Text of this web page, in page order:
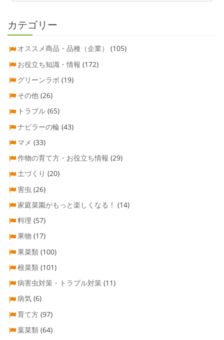
カテゴリー
オススメ商品・品種（企業）
(105)
お役立ち知識・情報 (172)
グリーンラボ (19)
その他 (26)
トラブル (65)
ナビラーの輪 (43)
マメ (33)
作物の育て方・お役立ち情報 (29)
土づくり (20)
害虫 (26)
家庭菜園がもっと楽しくなる！ (14)
料理 (57)
果物 (17)
果菜類 (100)
根菜類 (101)
病害虫対策・トラブル対策 (11)
病気 (6)
育て方 (97)
葉菜類 (64)